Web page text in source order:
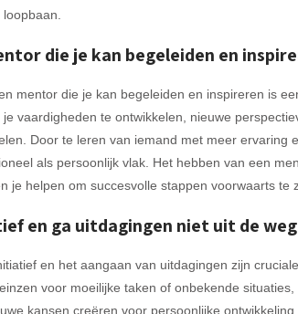
die je kan begeleiden en
mentor die je kan begeleiden en inspireren is
vaardigheden te ontwikkelen, nieuwe
Door te leren van iemand met meer ervaring
als persoonlijk vlak. Het hebben van een
je helpen om succesvolle stappen voorwaarts te
en ga uitdagingen niet uit de
en het aangaan van uitdagingen zijn
voor moeilijke taken of onbekende
kansen creëren voor persoonlijke